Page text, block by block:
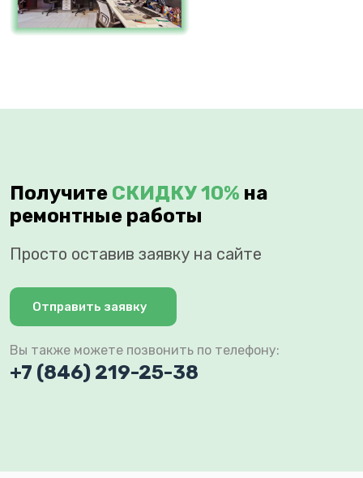
Получите СКИДКУ 10% на
ремонтные работы
Просто оставив заявку на сайте
Отправить заявку
Вы также можете позвонить по телефону:
+7 (846) 219-25-38